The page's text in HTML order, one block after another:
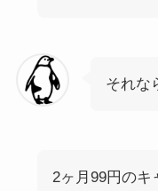
それな
2ヶ月99円のキ